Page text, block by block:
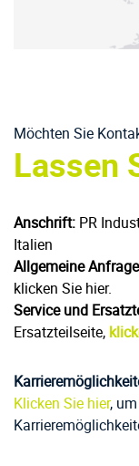
Möchten Sie
Lassen
Anschrift: PR
Italien
Allgemeine
klicken Sie hier.
Service und
Ersatzteilseite,
Klicken Sie hier,